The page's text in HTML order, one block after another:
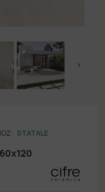
STATALE